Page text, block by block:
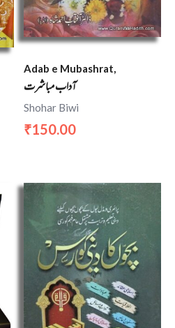
Adab e Mubashrat,
آداب مباشرت
Shohar Biwi
₹150.00